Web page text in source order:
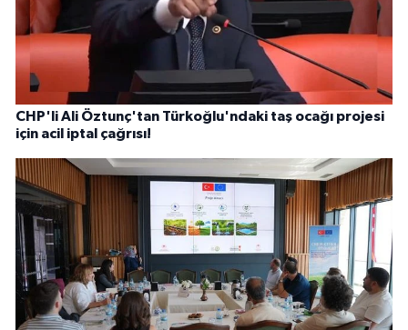
CHP'li Ali Öztunç'tan Türkoğlu'ndaki taş ocağı projesi
için acil iptal çağrısı!